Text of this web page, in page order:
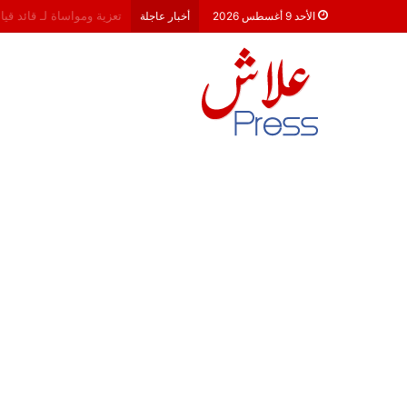
الأحد 9 أغسطس 2026 أخبار عاجلة هشام جناح: من تألق